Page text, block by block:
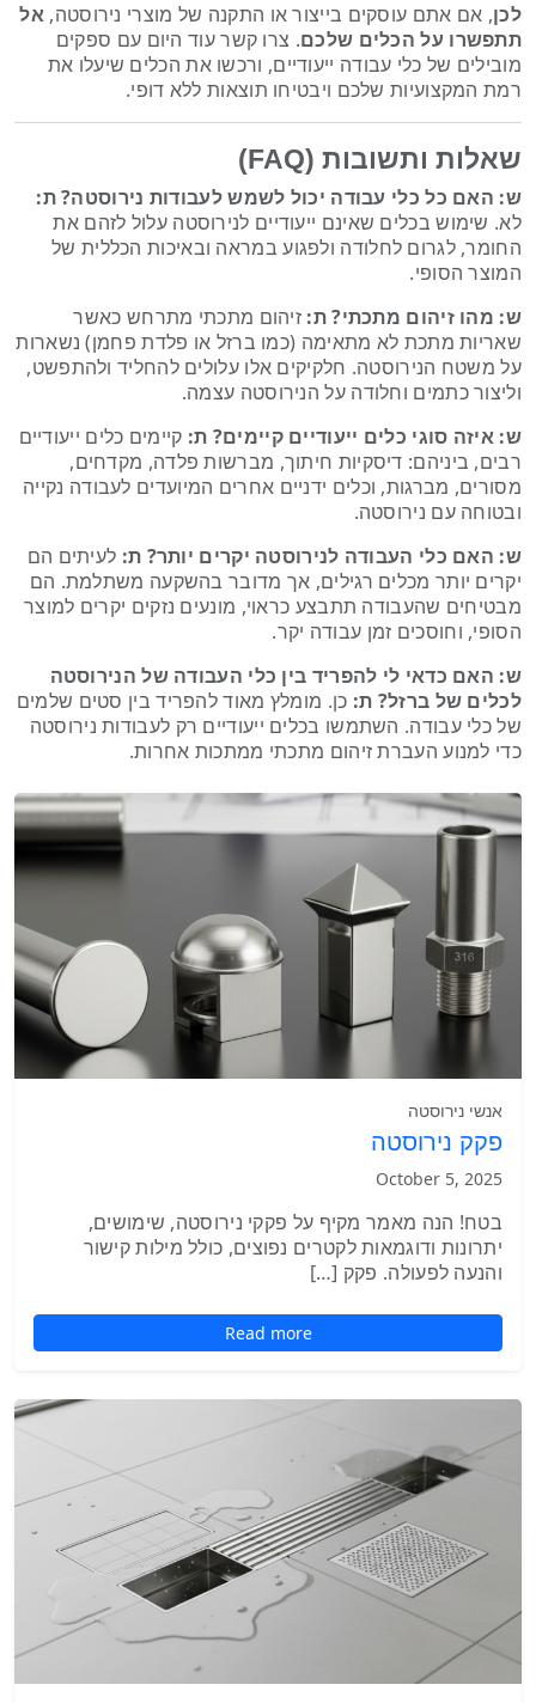
לכן, אם אתם עוסקים בייצור או התקנה של מוצרי נירוסטה, אל
תתפשרו על הכלים שלכם. צרו קשר עוד היום עם ספקים
מובילים של כלי עבודה ייעודיים, ורכשו את הכלים שיעלו את
רמת המקצועיות שלכם ויבטיחו תוצאות ללא דופי.
שאלות ותשובות (FAQ)
ש: האם כל כלי עבודה יכול לשמש לעבודות נירוסטה? ת:
לא. שימוש בכלים שאינם ייעודיים לנירוסטה עלול לזהם את
החומר, לגרום לחלודה ולפגוע במראה ובאיכות הכללית של
המוצר הסופי.
ש: מהו זיהום מתכתי? ת:זיהום מתכתי מתרחש כאשר
שאריות מתכת לא מתאימה (כמו ברזל או פלדת פחמן) נשארות
על משטח הנירוסטה. חלקיקים אלו עלולים להחליד ולהתפשט,
וליצור כתמים וחלודה על הנירוסטה עצמה.
ש: איזה סוגי כלים ייעודיים קיימים? ת:קיימים כלים ייעודיים
רבים, ביניהם: דיסקיות חיתוך, מברשות פלדה, מקדחים,
מסורים, מברגות, וכלים ידניים אחרים המיועדים לעבודה נקייה
ובטוחה עם נירוסטה.
ש: האם כלי העבודה לנירוסטה יקרים יותר? ת:לעיתים הם
יקרים יותר מכלים רגילים, אך מדובר בהשקעה משתלמת. הם
מבטיחים שהעבודה תתבצע כראוי, מונעים נזקים יקרים למוצר
הסופי, וחוסכים זמן עבודה יקר.
ש: האם כדאי לי להפריד בין כלי העבודה של הנירוסטה
לכלים של ברזל? ת:כן. מומלץ מאוד להפריד בין סטים שלמים
של כלי עבודה. השתמשו בכלים ייעודיים רק לעבודות נירוסטה
כדי למנוע העברת זיהום מתכתי ממתכות אחרות.
אנשי נירוסטה
פקק נירוסטה
October 5, 2025
בטח! הנה מאמר מקיף על פקקי נירוסטה, שימושים,
יתרונות ודוגמאות לקטרים נפוצים, כולל מילות קישור
והנעה לפעולה. פקק […]
Read more